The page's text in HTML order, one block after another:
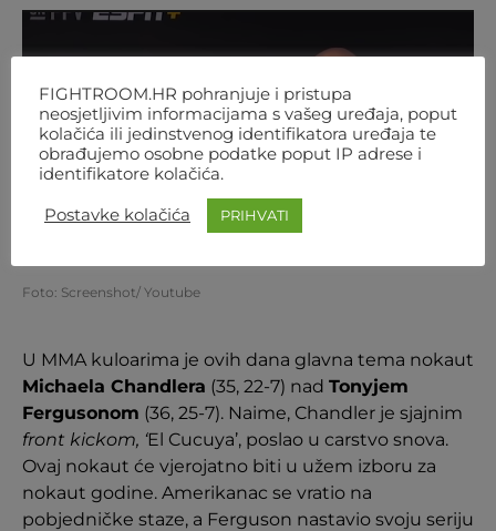
Foto: Screenshot/ Youtube
U MMA kuloarima je ovih dana glavna tema nokaut
Michaela Chandlera (35, 22-7) nad Tonyjem
Fergusonom (36, 25-7). Naime, Chandler je sjajnim
front kickom, ‘El Cucuya’, poslao u carstvo snova.
Ovaj nokaut će vjerojatno biti u užem izboru za
nokaut godine. Amerikanac se vratio na
pobjedničke staze, a Ferguson nastavio svoju seriju
FIGHTROOM.HR pohranjuje i pristupa
neosjetljivim informacijama s vašeg uređaja, poput
kolačića ili jedinstvenog identifikatora uređaja te
obrađujemo osobne podatke poput IP adrese i
identifikatore kolačića.
Postavke kolačića PRIHVATI